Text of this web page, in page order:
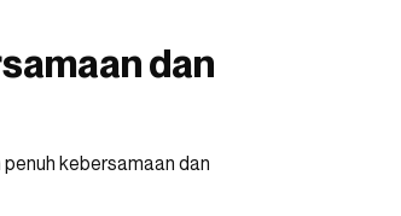
dan
kebersamaan dan